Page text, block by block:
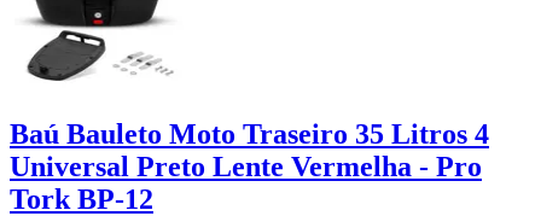
Baú Bauleto Moto Traseiro 35 Litros 4
Universal Preto Lente Vermelha - Pro
Tork BP-12